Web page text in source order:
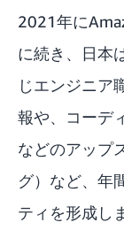
2021年に
に続き、日本
じエンジニア
報や、コーデ
などのアップ
グ）など、年
ティを形成し